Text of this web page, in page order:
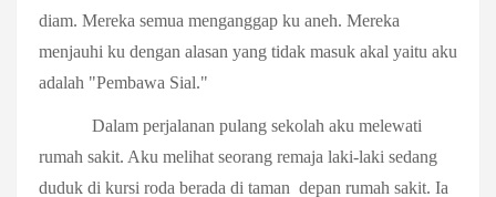
diam. Mereka semua menganggap ku aneh. Mereka
menjauhi ku dengan alasan yang tidak masuk akal yaitu aku
adalah "Pembawa Sial."
Dalam perjalanan pulang sekolah aku melewati
rumah sakit. Aku melihat seorang remaja laki-laki sedang
duduk di kursi roda berada di taman depan rumah sakit. Ia